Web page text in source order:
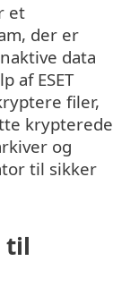
et
der er
data
af ESET
filer,
krypterede
og
til sikker
til